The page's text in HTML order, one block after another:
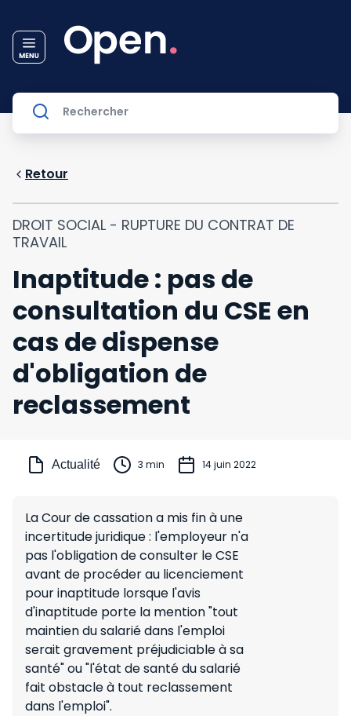
Retour
DROIT SOCIAL - RUPTURE DU CONTRAT DE
TRAVAIL
Inaptitude : pas de
consultation du CSE en
cas de dispense
d'obligation de
reclassement
Actualité 3 min 14 juin 2022
La Cour de cassation a mis fin à une
incertitude juridique : l'employeur n'a
pas l'obligation de consulter le CSE
avant de procéder au licenciement
pour inaptitude lorsque l'avis
d'inaptitude porte la mention "tout
maintien du salarié dans l'emploi
serait gravement préjudiciable à sa
santé" ou "l'état de santé du salarié
fait obstacle à tout reclassement
dans l'emploi".